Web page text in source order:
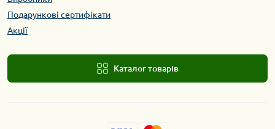
Подарункові сертифікати
Акції
Каталог товарів